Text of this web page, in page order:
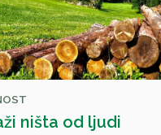
ništa od ljudi